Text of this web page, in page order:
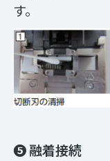
す。
❺ 融着接続